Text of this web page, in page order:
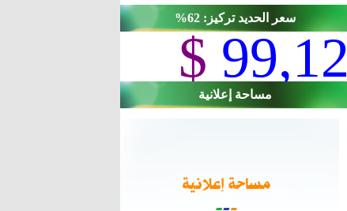
سعر الحديد تركيز: 62%
99,12
$
مساحة إعلانية